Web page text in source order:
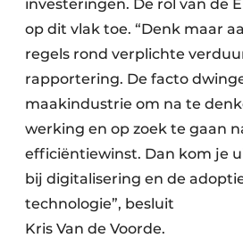
investeringen. De rol van de
op dit vlak toe. “Denk maar
regels rond verplichte
rapportering. De facto
maakindustrie om na te
werking en op zoek te gaan
efficiëntiewinst. Dan kom je
bij digitalisering en de
technologie”, besluit
Kris Van de Voorde.